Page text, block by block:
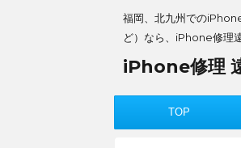
福岡、北九州での
ど）なら、iPhone修理
iPhone修理
TOP